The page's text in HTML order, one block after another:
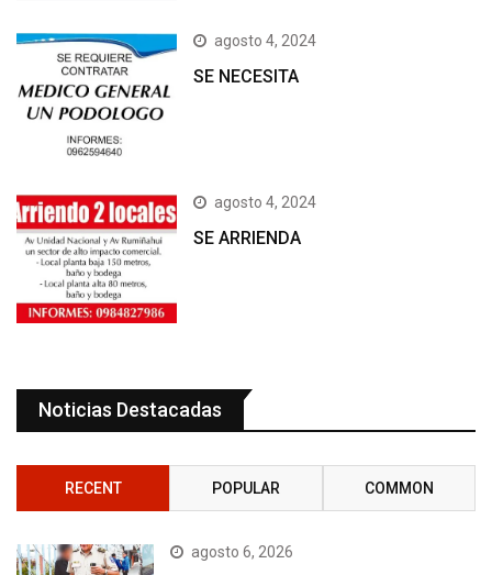
agosto 4, 2024
SE NECESITA
agosto 4, 2024
SE ARRIENDA
Noticias Destacadas
RECENT POPULAR COMMON
agosto 6, 2026